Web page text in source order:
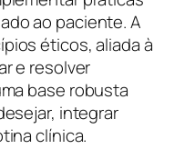
ao paciente. A
éticos, aliada à
e resolver
base robusta
integrar
clínica.